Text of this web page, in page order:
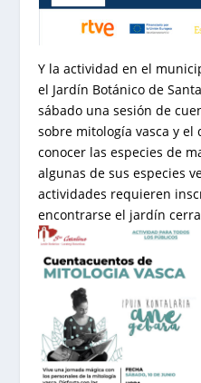
Y la actividad en el
el Jardín Botánico de
sábado una sesión de
sobre mitología vasca y el
conocer las especies de
algunas de sus especies
actividades requieren
encontrarse el jardín